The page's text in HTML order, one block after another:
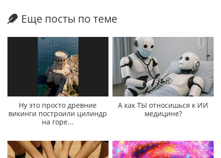
Еще посты по теме
Ну это просто древние
викинги построили цилиндр
на горе...
А как ТЫ относишься к ИИ
медицине?